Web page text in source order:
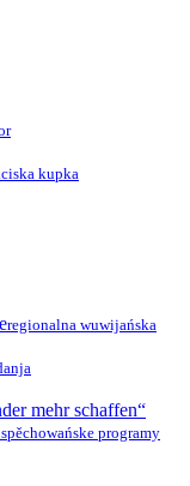
kupka
regionalna wuwijańska
mehr schaffen“
programy